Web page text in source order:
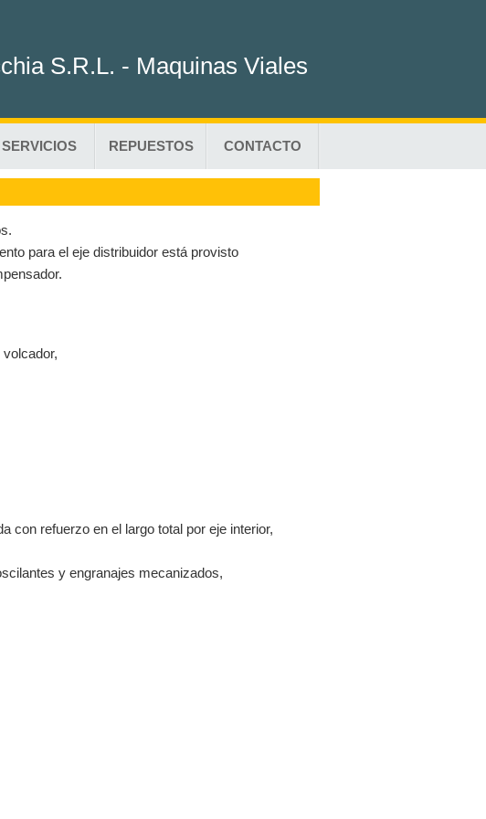
S.R.L. - Maquinas Viales
SERVICIOS REPUESTOS CONTACTO
para el eje distribuidor está provisto
con refuerzo en el largo total por eje interior,
y engranajes mecanizados,